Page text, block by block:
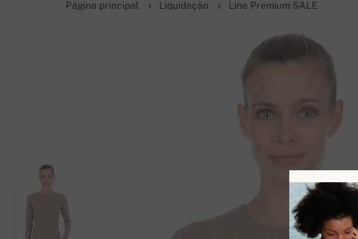
Página principal Liquidação Line Premium SALE